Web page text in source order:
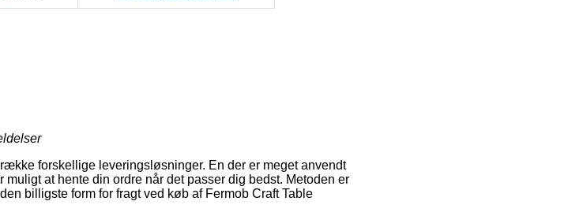
forskellige leveringsløsninger. En der er meget anvendt
at hente din ordre når det passer dig bedst. Metoden er
billigste form for fragt ved køb af Fermob Craft Table